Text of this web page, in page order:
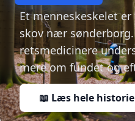
Et menneskeskelet
skov nær
retsmedicinere
mere om fundet og
📖 Læs hele